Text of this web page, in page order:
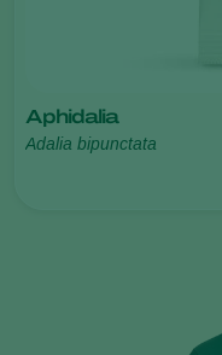
Aphidalia
Adalia bipunctata